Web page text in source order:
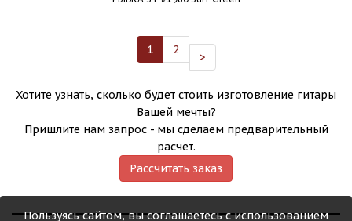
1 2
>
Хотите узнать, сколько будет стоить изготовление гитары
Вашей мечты?
Пришлите нам запрос - мы сделаем предварительный
расчет.
Рассчитать заказ
Пользуясь сайтом, вы соглашаетесь с использованием